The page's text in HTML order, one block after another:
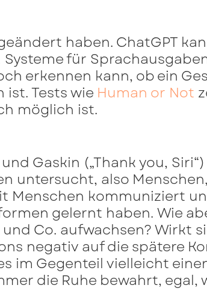
haben. ChatGPT
für
erkennen kann, ob ein
Tests wie Human or Not
möglich ist.
Gaskin („Thank you,
untersucht, also
Menschen kommuniziert
gelernt haben. Wie
Co. aufwachsen? Wirkt
negativ auf die spätere
im Gegenteil vielleicht
die Ruhe bewahrt, egal,